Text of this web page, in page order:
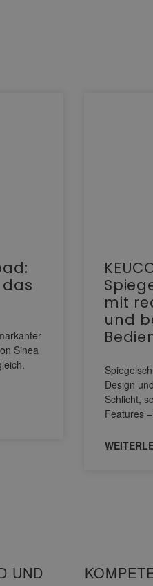
Sinea
mit
und
Design
Schlicht,
Features
UND